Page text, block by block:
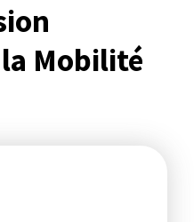
Mobilité